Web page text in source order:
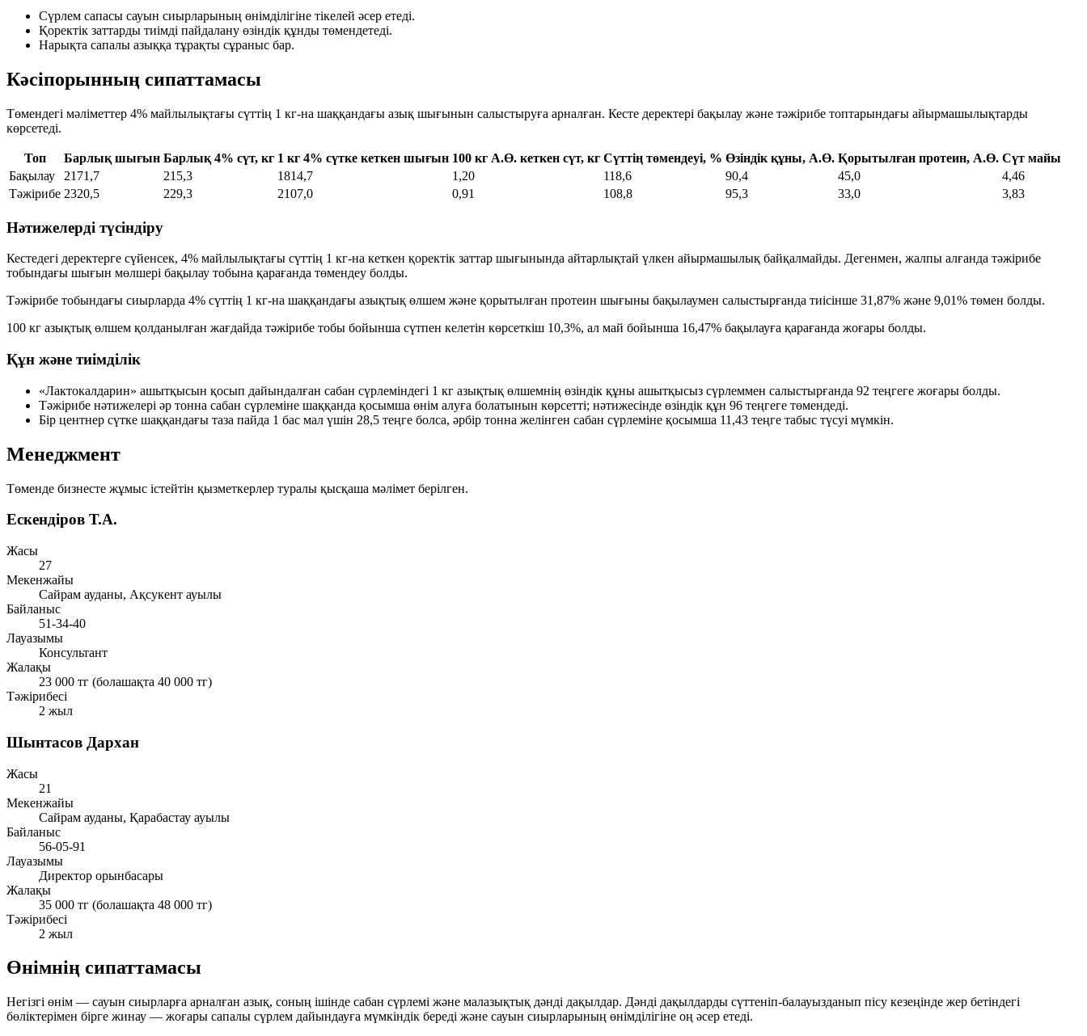
Сүрлем сапасы сауын сиырларының өнімділігіне тікелей әсер етеді.
Қоректік заттарды тиімді пайдалану өзіндік құнды төмендетеді.
Нарықта сапалы азыққа тұрақты сұраныс бар.
Кәсіпорынның сипаттамасы
Төмендегі мәліметтер 4% майлылықтағы сүттің 1 кг-на шаққандағы азық шығынын салыстыруға арналған. Кесте деректері бақылау және тәжірибе топтарындағы айырмашылықтарды
көрсетеді.
Топ Барлық шығын Барлық 4% сүт, кг 1 кг 4% сүтке кеткен шығын 100 кг А.Ө. кеткен сүт, кг Сүттің төмендеуі, % Өзіндік құны, А.Ө. Қорытылған протеин, А.Ө. Сүт майы
Бақылау
2171,7 215,3 1814,7 1,20 118,6 90,4 45,0
4,46
Тәжірибе 2320,5 229,3 2107,0 0,91 108,8 95,3 33,0 3,83
Нәтижелерді түсіндіру
Кестедегі деректерге сүйенсек, 4% майлылықтағы сүттің 1 кг-на кеткен қоректік заттар шығынында айтарлықтай үлкен айырмашылық байқалмайды. Дегенмен, жалпы алғанда тәжірибе
тобындағы шығын мөлшері бақылау тобына қарағанда төмендеу болды.
Тәжірибе тобындағы сиырларда 4% сүттің 1 кг-на шаққандағы азықтық өлшем және қорытылған протеин шығыны бақылаумен салыстырғанда тиісінше 31,87% және 9,01% төмен болды.
100 кг азықтық өлшем қолданылған жағдайда тәжірибе тобы бойынша сүтпен келетін көрсеткіш 10,3%, ал май бойынша 16,47% бақылауға қарағанда жоғары болды.
Құн және тиімділік
«Лактокалдарин» ашытқысын қосып дайындалған сабан сүрлеміндегі 1 кг азықтық өлшемнің өзіндік құны ашытқысыз сүрлеммен салыстырғанда 92 теңгеге жоғары болды.
Тәжірибе нәтижелері әр тонна сабан сүрлеміне шаққанда қосымша өнім алуға болатынын көрсетті; нәтижесінде өзіндік құн 96 теңгеге төмендеді.
Бір центнер сүтке шаққандағы таза пайда 1 бас мал үшін 28,5 теңге болса, әрбір тонна желінген сабан сүрлеміне қосымша 11,43 теңге табыс түсуі мүмкін.
Менеджмент
Төменде бизнесте жұмыс істейтін қызметкерлер туралы қысқаша мәлімет берілген.
Ескендіров Т.А.
Жасы
27
Мекенжайы
Сайрам ауданы, Ақсукент ауылы
Байланыс
51-34-40
Лауазымы
Консультант
Жалақы
23 000 тг (болашақта 40 000 тг)
Тәжірибесі
2 жыл
Шынтасов Дархан
Жасы
21
Мекенжайы
Сайрам ауданы, Қарабастау ауылы
Байланыс
56-05-91
Лауазымы
Директор орынбасары
Жалақы
35 000 тг (болашақта 48 000 тг)
Тәжірибесі
2 жыл
Өнімнің сипаттамасы
Негізгі өнім — сауын сиырларға арналған азық, соның ішінде сабан сүрлемі және малазықтық дәнді дақылдар. Дәнді дақылдарды сүттеніп-балауызданып пісу кезеңінде жер бетіндегі
бөліктерімен бірге жинау — жоғары сапалы сүрлем дайындауға мүмкіндік береді және сауын сиырларының өнімділігіне оң әсер етеді.